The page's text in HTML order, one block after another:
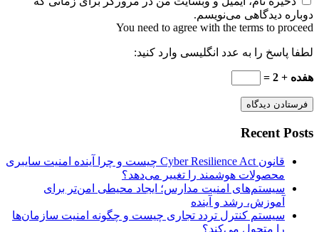
دوباره دیدگاهی می‌نویسم.
You need to agree with the terms to proceed
لطفا پاسخ را به عدد انگلیسی وارد کنید:
هفده + 2 =
فرستادن دیدگاه
Recent Posts
قانون Cyber Resilience Act چیست و چرا آینده امنیت سایبری
محصولات هوشمند را تغییر می‌دهد؟
سیستم‌های امنیت مدارس؛ ایجاد محیطی امن‌تر برای
آموزش، رشد و آینده
سیستم کنترل تردد تجاری چیست و چگونه امنیت سازمان‌ها
را متحول می‌کند؟